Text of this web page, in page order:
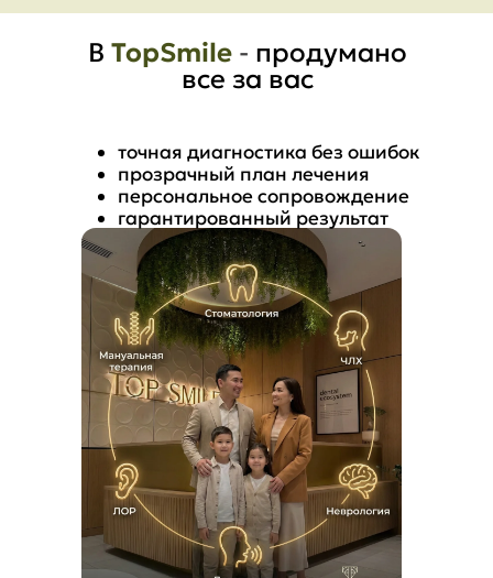
В TopSmile - продумано
все за вас
точная диагностика без ошибок
прозрачный план лечения
персональное сопровождение
гарантированный результат